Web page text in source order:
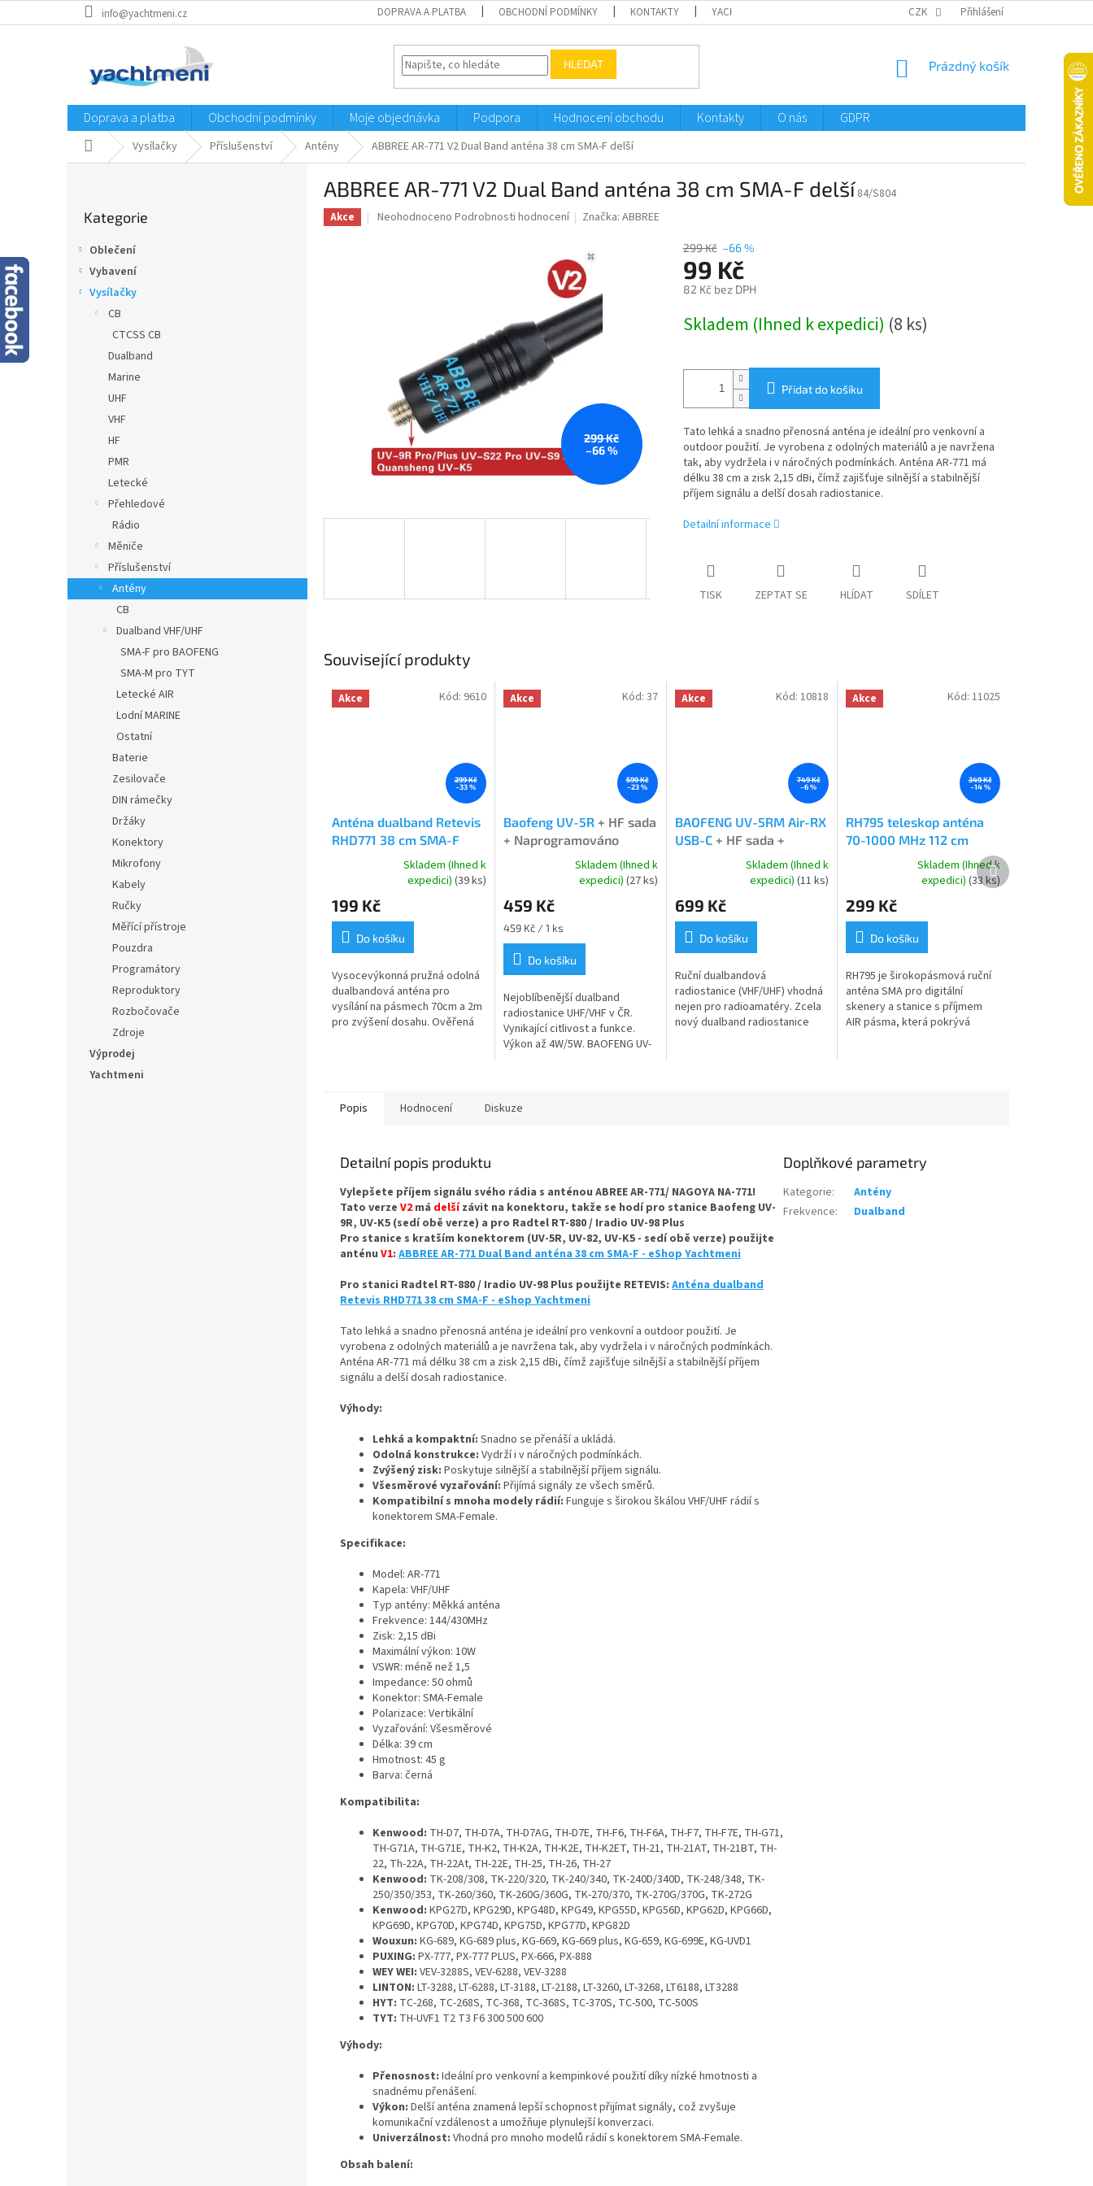
na
info@yachtmeni.cz DOPRAVA A PLATBA OBCHODNÍ PODMÍNKY KONTAKTY YACHTMENI CZK Přihlášení
HLEDAT
NÁKUPNÍ
Prázdný košík
Doprava a platba Obchodní podmínky Moje objednávka Podpora Hodnocení obchodu Kontakty O nás GDPR
Domů Vysílačky Příslušenství Antény ABBREE AR-771 V2 Dual Band anténa 38 cm SMA-F delší
kategorie
Kategorie
Oblečení
Vybavení
Vysílačky
CB
CTCSS CB
Dualband
Marine
UHF
VHF
HF
PMR
Letecké
Přehledové
Rádio
Měniče
Příslušenství
Antény
CB
Dualband VHF/UHF
SMA-F pro BAOFENG
SMA-M pro TYT
Letecké AIR
Lodní MARINE
Ostatní
Baterie
Zesilovače
DIN rámečky
Držáky
Konektory
Mikrofony
Kabely
Ručky
Měřící přístroje
Pouzdra
Programátory
Reproduktory
Rozbočovače
Zdroje
Výprodej
Yachtmeni
ABBREE AR-771 V2 Dual Band anténa 38 cm SMA-F delší 84/S804
Akce
Průměrné
Neohodnoceno Podrobnosti hodnocení Značka:ABBREE
299 Kč
–66 %
299 Kč –66 %
99 Kč
82 Kč bez DPH
cena:
Skladem (Ihned k expedici) (8 ks)
Přidat do košíku
Tato lehká a snadno přenosná anténa je ideální pro venkovní a
outdoor použití. Je vyrobena z odolných materiálů a je navržena
tak, aby vydržela i v náročných podmínkách. Anténa AR-771 má
délku 38 cm a zisk 2,15 dBi, čímž zajišťuje silnější a stabilnější
příjem signálu a delší dosah radiostanice.
Detailní informace
TISK ZEPTAT SE HLÍDAT SDÍLET
Související produkty
Akce
299 Kč
–33 %
Anténa dualband Retevis
RHD771 38 cm SMA-F
produktu
je
5,0
z
5
hvězdiček.
Skladem (Ihned k
expedici) (39 ks)
199 Kč
Do košíku
Vysocevýkonná pružná odolná
dualbandová anténa pro
vysílání na pásmech 70cm a 2m
pro zvýšení dosahu. Ověřená
Kód: 9610 Akce
599 Kč
–23 %
Baofeng UV-5R + HF sada
+ Naprogramováno
produktu
je
4,7
Skladem (Ihned k
expedici) (27 ks)
459 Kč
Měrná
cena:
459 Kč / 1 ks
Do košíku
Nejoblíbenější dualband
radiostanice UHF/VHF v ČR.
Vynikající citlivost a funkce.
Výkon až 4W/5W. BAOFENG UV-
Kód: 37 Akce
749 Kč
–6 %
BAOFENG UV-5RM Air-RX
USB-C + HF sada +
Naprogramováno
produktu
je
4,8
z
5
hvězdiček.
Skladem (Ihned k
expedici)(11 ks)
699 Kč
Do košíku
Ruční dualbandová
radiostanice (VHF/UHF) vhodná
nejen pro radioamatéry. Zcela
nový dualband radiostanice
Kód:10818 Akce
349 Kč
–14 %
RH795 teleskop anténa
70-1000 MHz 112 cm
produktu
je
5,0
z
5
hvězdiček.
Skladem (Ihned k
expedici)(33 ks)
299 Kč
Do košíku
RH795 je širokopásmová ruční
anténa SMA pro digitální
skenery a stanice s příjmem
AIR pásma, která pokrývá
Kód: 11025
Další
produkt
Popis Hodnocení Diskuze
Detailní popis produktu
Vylepšete příjem signálu svého rádia s anténou ABREE AR-771/ NAGOYA NA-771!
Tato verze V2 má delšízávit na konektoru, takže se hodí pro stanice Baofeng UV-
9R, UV-K5 (sedí obě verze) a pro Radtel RT-880 / Iradio UV-98 Plus
Pro stanice s kratším konektorem (UV-5R, UV-82, UV-K5 - sedí obě verze) použijte
anténu V1: ABBREE AR-771 Dual Band anténa 38 cm SMA-F - eShop Yachtmeni
Pro stanici Radtel RT-880 / Iradio UV-98 Plus použijte RETEVIS: Anténa dualband
Retevis RHD771 38 cm SMA-F - eShop Yachtmeni
Tato lehká a snadno přenosná anténa je ideální pro venkovní a outdoor použití. Je
vyrobena z odolných materiálů a je navržena tak, aby vydržela i v náročných podmínkách.
Anténa AR-771 má délku 38 cm a zisk 2,15 dBi, čímž zajišťuje silnější a stabilnější příjem
signálu a delší dosah radiostanice.
Výhody:
Lehká a kompaktní: Snadno se přenáší a ukládá.
Odolná konstrukce: Vydrží i v náročných podmínkách.
Zvýšený zisk: Poskytuje silnější a stabilnější příjem signálu.
Všesměrové vyzařování: Přijímá signály ze všech směrů.
Kompatibilní s mnoha modely rádií: Funguje s širokou škálou VHF/UHF rádií s
konektorem SMA-Female.
Specifikace:
Model: AR-771
Kapela: VHF/UHF
Typ antény: Měkká anténa
Frekvence: 144/430MHz
Zisk: 2,15 dBi
Maximální výkon: 10W
VSWR: méně než 1,5
Impedance: 50 ohmů
Konektor: SMA-Female
Polarizace: Vertikální
Vyzařování: Všesměrové
Délka: 39 cm
Hmotnost: 45 g
Barva: černá
Kompatibilita:
Kenwood: TH-D7, TH-D7A, TH-D7AG, TH-D7E, TH-F6, TH-F6A, TH-F7, TH-F7E, TH-G71,
TH-G71A, TH-G71E, TH-K2, TH-K2A, TH-K2E, TH-K2ET, TH-21, TH-21AT, TH-21BT, TH-
22, Th-22A, TH-22At, TH-22E, TH-25, TH-26, TH-27
Kenwood: TK-208/308, TK-220/320, TK-240/340, TK-240D/340D, TK-248/348, TK-
250/350/353, TK-260/360, TK-260G/360G, TK-270/370, TK-270G/370G, TK-272G
Kenwood: KPG27D, KPG29D, KPG48D, KPG49, KPG55D, KPG56D, KPG62D, KPG66D,
KPG69D, KPG70D, KPG74D, KPG75D, KPG77D, KPG82D
Wouxun: KG-689, KG-689 plus, KG-669, KG-669 plus, KG-659, KG-699E, KG-UVD1
PUXING: PX-777, PX-777 PLUS, PX-666, PX-888
WEY WEI: VEV-3288S, VEV-6288, VEV-3288
LINTON: LT-3288, LT-6288, LT-3188, LT-2188, LT-3260, LT-3268, LT6188, LT3288
HYT: TC-268, TC-268S, TC-368, TC-368S, TC-370S, TC-500, TC-500S
TYT: TH-UVF1 T2 T3 F6 300 500 600
Výhody:
Přenosnost: Ideální pro venkovní a kempinkové použití díky nízké hmotnosti a
snadnému přenášení.
Výkon: Delší anténa znamená lepší schopnost přijímat signály, což zvyšuje
komunikační vzdálenost a umožňuje plynulejší konverzaci.
Univerzálnost: Vhodná pro mnoho modelů rádií s konektorem SMA-Female.
Obsah balení:
Doplňkové parametry
Kategorie:
Antény
Frekvence: Dualband